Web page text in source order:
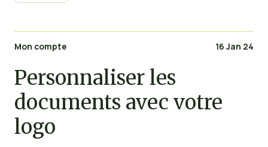
Mon compte 16 Jan 24
Personnaliser les
documents avec votre
logo